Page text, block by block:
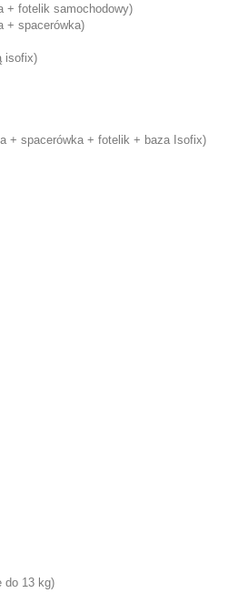
+ fotelik samochodowy)
+ spacerówka)
isofix)
+ spacerówka + fotelik + baza Isofix)
do 13 kg)